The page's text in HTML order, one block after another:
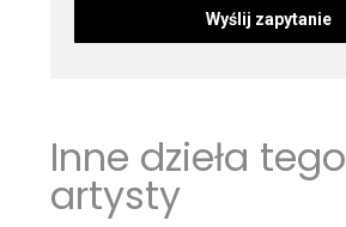
Inne dzieła tego
artysty